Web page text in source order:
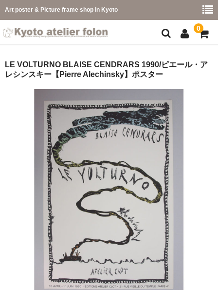
Art poster & Picture frame shop in Kyoto
0
フレーム一覧
カラー別
イメージ別
フレーム幅別
価格コード別
こどもさくひんフレーム
幅広マット付額縁フレーム-展覧会などに-
マット付額縁フレーム-おしゃれな空間に-
オプション品
マット・インナー
LE VOLTURNO BLAISE CENDRARS 1990/ピエール・ア
レシンスキー【Pierre Alechinsky】ポスター